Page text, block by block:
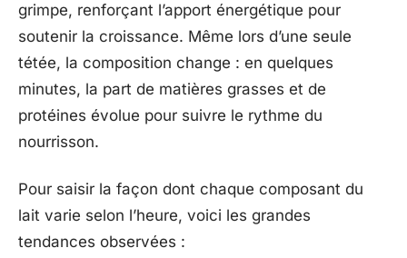
grimpe, renforçant l’apport énergétique pour
soutenir la croissance. Même lors d’une seule
tétée, la composition change : en quelques
minutes, la part de matières grasses et de
protéines évolue pour suivre le rythme du
nourrisson.
Pour saisir la façon dont chaque composant du
lait varie selon l’heure, voici les grandes
tendances observées :